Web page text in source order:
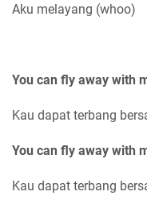
Aku melayang (whoo)
You can fly away with
Kau dapat terbang
You can fly away with
Kau dapat terbang